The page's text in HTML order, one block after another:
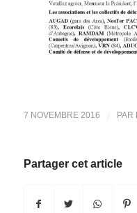
7 NOVEMBRE 2016 / PAR
Partager cet article